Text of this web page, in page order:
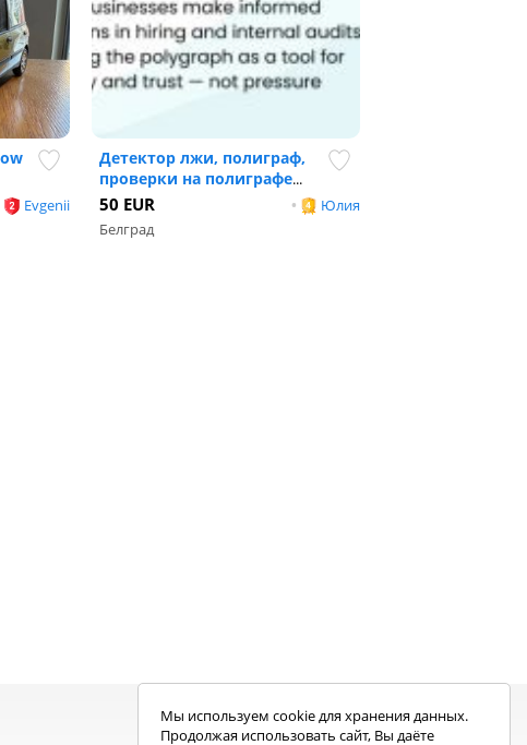
Evgenii
Детектор лжи, полиграф,
проверки на полиграфе...
•
Юлия
50 EUR
Белград
Мы используем cookie для хранения данных.
Продолжая использовать сайт, Вы даёте